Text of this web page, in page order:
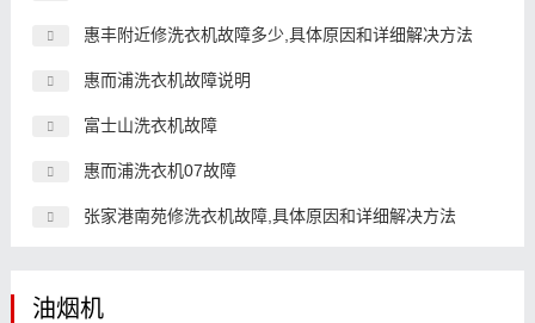
惠丰附近修洗衣机故障多少,具体原因和详细解决方法
惠而浦洗衣机故障说明
富士山洗衣机故障
惠而浦洗衣机07故障
张家港南苑修洗衣机故障,具体原因和详细解决方法
油烟机